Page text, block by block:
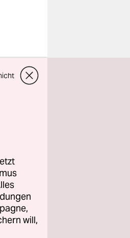
will,